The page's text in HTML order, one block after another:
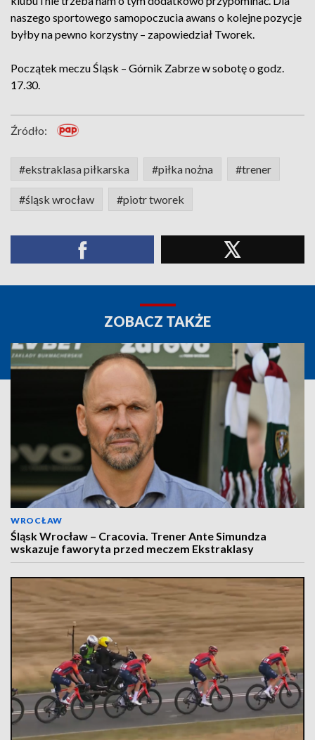
naszego sportowego samopoczucia awans o kolejne pozycje
byłby na pewno korzystny – zapowiedział Tworek.
Początek meczu Śląsk – Górnik Zabrze w sobotę o godz.
17.30.
Źródło:
#ekstraklasa piłkarska #piłka nożna #trener
#śląsk wrocław #piotr tworek
ZOBACZ TAKŻE
WROCŁAW
Śląsk Wrocław – Cracovia. Trener Ante Simundza
wskazuje faworyta przed meczem Ekstraklasy